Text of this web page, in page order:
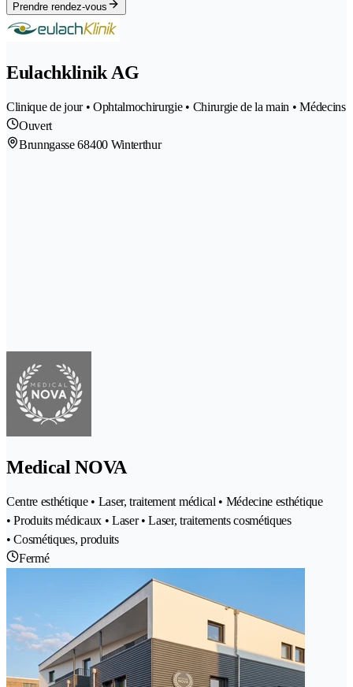
Prendre rendez-vous
Eulachklinik AG
Clinique de jour • Ophtalmochirurgie • Chirurgie de la main • Médecins
Ouvert
Brunngasse 68400 Winterthur
Medical NOVA
Centre esthétique • Laser, traitement médical • Médecine esthétique
• Produits médicaux • Laser • Laser, traitements cosmétiques
• Cosmétiques, produits
Fermé